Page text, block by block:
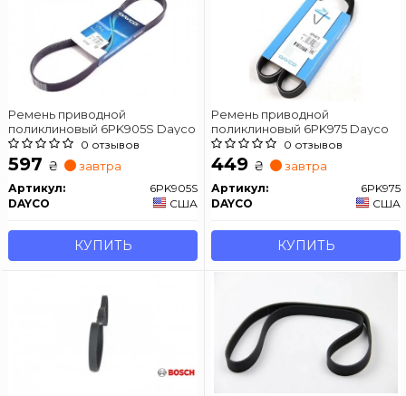
Ремень приводной
поликлиновый 6PK905S Dayco
0 отзывов
597 ₴ завтра
Артикул:
6PK905S
DAYCO
США
КУПИТЬ
Ремень приводной
поликлиновый 6PK975 Dayco
0 отзывов
449 ₴ завтра
Артикул:
6PK975
DAYCO
США
КУПИТЬ